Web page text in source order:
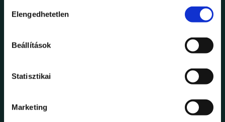
kiválasztása
Elengedhetetlen
Beállítások
Statisztikai
Marketing